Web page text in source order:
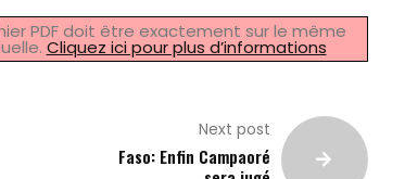
PDF doit être exactement sur le même
Cliquez ici pour plus d’informations
Next post
Faso: Enfin Campaoré